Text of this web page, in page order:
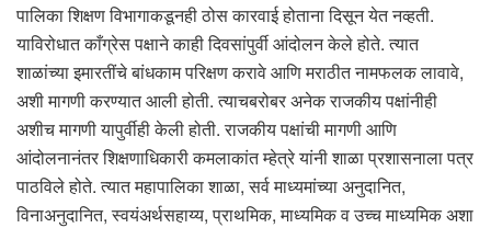
पालिका शिक्षण विभागाकडूनही ठोस कारवाई होताना दिसून येत नव्हती.
याविरोधात काँग्रेस पक्षाने काही दिवसांपुर्वी आंदोलन केले होते. त्यात
शाळांच्या इमारतींचे बांधकाम परिक्षण करावे आणि मराठीत नामफलक लावावे,
अशी मागणी करण्यात आली होती. त्याचबरोबर अनेक राजकीय पक्षांनीही
अशीच मागणी यापुर्वीही केली होती. राजकीय पक्षांची मागणी आणि
आंदोलनानंतर शिक्षणाधिकारी कमलाकांत म्हेत्रे यांनी शाळा प्रशासनाला पत्र
पाठविले होते. त्यात महापालिका शाळा, सर्व माध्यमांच्या अनुदानित,
विनाअनुदानित, स्वयंअर्थसहाय्य, प्राथमिक, माध्यमिक व उच्च माध्यमिक अशा